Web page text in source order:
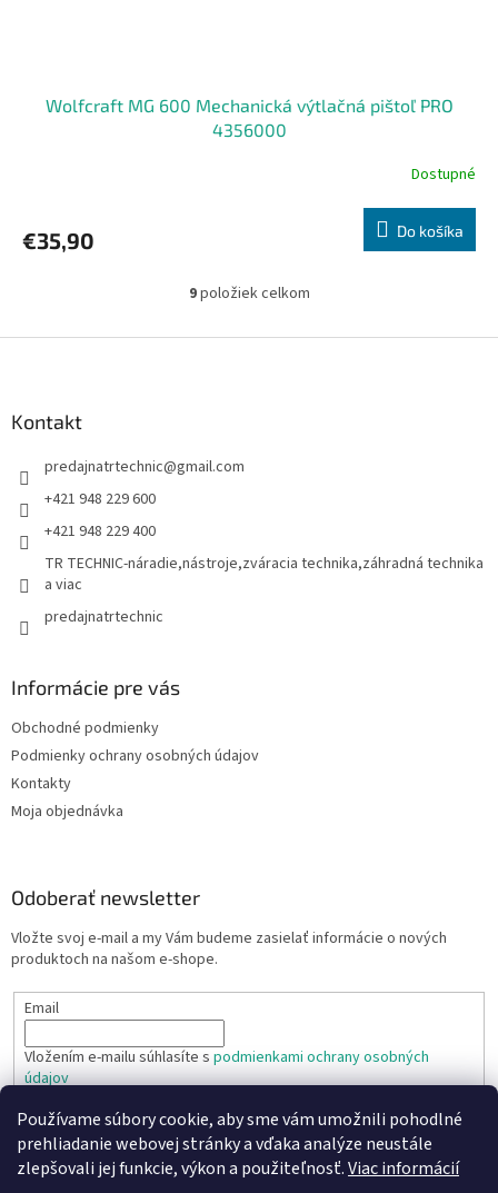
Používame súbory cookie, aby sme vám umožnili pohodlné
prehliadanie webovej stránky a vďaka analýze neustále
zlepšovali jej funkcie, výkon a použiteľnosť.Viac informácií
Wolfcraft MG 600 Mechanická výtlačná pištoľ PRO
4356000
Dostupné
€35,90 Do košíka
O
l
k
y
9položiek celkom
Kontakt
predajnatrtechnic@gmail.com
+421 948 229 600
+421 948 229 400
TR TECHNIC-náradie,nástroje,zváracia technika,záhradná technika
a viac
predajnatrtechnic
Informácie pre vás
Obchodné podmienky
Podmienky ochrany osobných údajov
Kontakty
Moja objednávka
Odoberať newsletter
Vložte svoj e-mail a my Vám budeme zasielať informácie o nových
produktoch na našom e-shope.
Email
Vložením e-mailu súhlasíte s podmienkami ochrany osobných
údajov
PRIHLÁSIŤ SA